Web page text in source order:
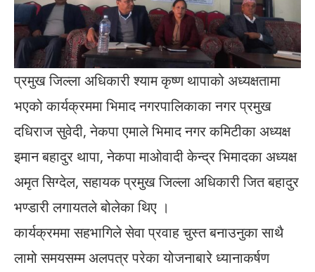
प्रमुख जिल्ला अधिकारी श्याम कृष्ण थापाको अध्यक्षतामा
भएको कार्यक्रममा भिमाद नगरपालिकाका नगर प्रमुख
दधिराज सुवेदी, नेकपा एमाले भिमाद नगर कमिटीका अध्यक्ष
इमान बहादुर थापा, नेकपा माओवादी केन्द्र भिमादका अध्यक्ष
अमृत सिग्देल, सहायक प्रमुख जिल्ला अधिकारी जित बहादुर
भण्डारी लगायतले बोलेका थिए ।
कार्यक्रममा सहभागिले सेवा प्रवाह चुस्त बनाउनुका साथै
लामो समयसम्म अलपत्र परेका योजनाबारे ध्यानाकर्षण